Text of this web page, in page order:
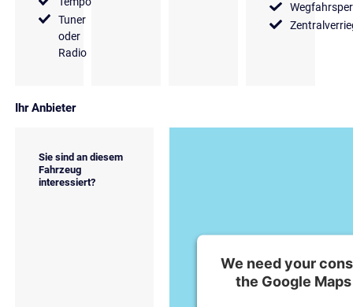
Tuner
oder
Radio
Ihr Anbieter
Sie sind an diesem
Fahrzeug
interessiert?
We need your
the Google